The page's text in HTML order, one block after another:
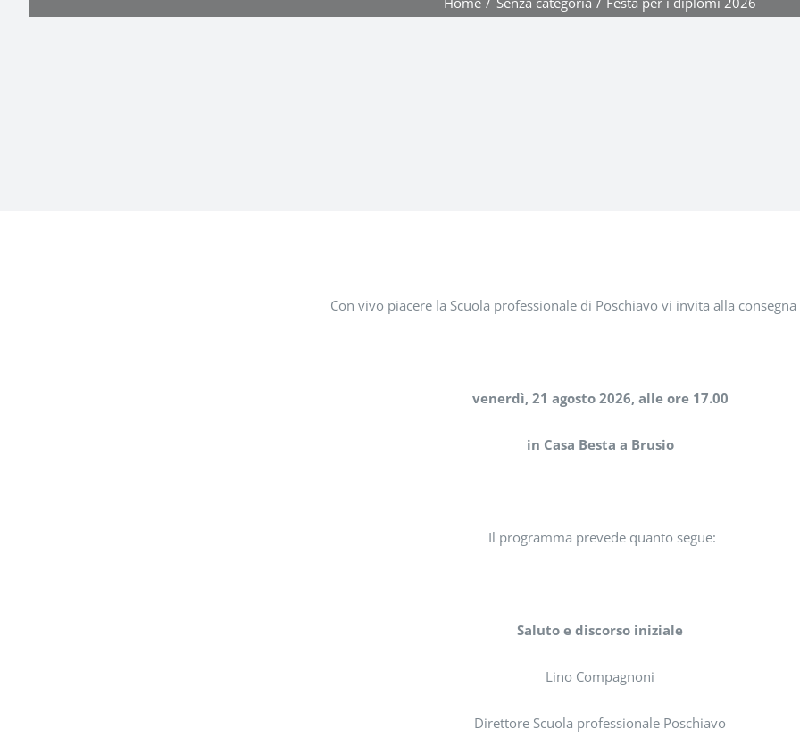
Con vivo piacere la Scuola professionale di Poschiavo vi invita alla
venerdì, 21 agosto 2026, alle ore 17.00
in Casa Besta a Brusio
Il programma prevede quanto segue:
Saluto e discorso iniziale
Lino Compagnoni
Direttore Scuola professionale Poschiavo